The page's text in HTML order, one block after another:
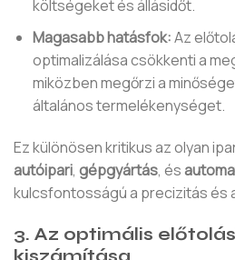
költségeket és állásidőt.
Magasabb hatásfok:Az
optimalizálása csökkenti a
miközben megőrzi a
általános termelékenységet.
Ez különösen kritikus az olyan
autóipari, gépgyártás, és
kulcsfontosságú a precizitás és
3. Az optimális
kiszámítása